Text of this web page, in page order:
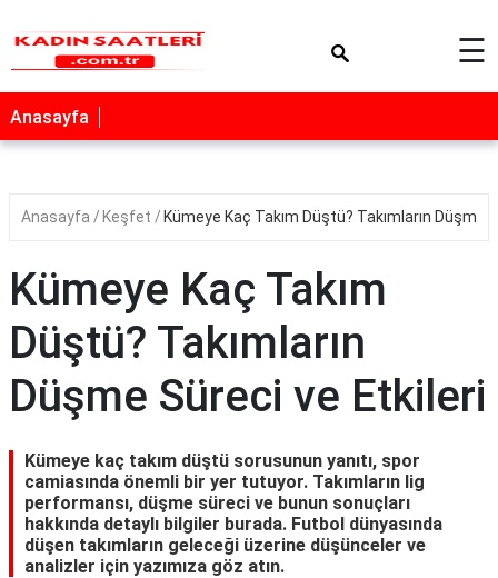
☰
Anasayfa
Anasayfa Keşfet Kümeye Kaç Takım Düştü? Takımların Düşme
Kümeye Kaç Takım
Düştü? Takımların
Düşme Süreci ve Etkileri
Kümeye kaç takım düştü sorusunun yanıtı, spor
camiasında önemli bir yer tutuyor. Takımların lig
performansı, düşme süreci ve bunun sonuçları
hakkında detaylı bilgiler burada. Futbol dünyasında
düşen takımların geleceği üzerine düşünceler ve
analizler için yazımıza göz atın.